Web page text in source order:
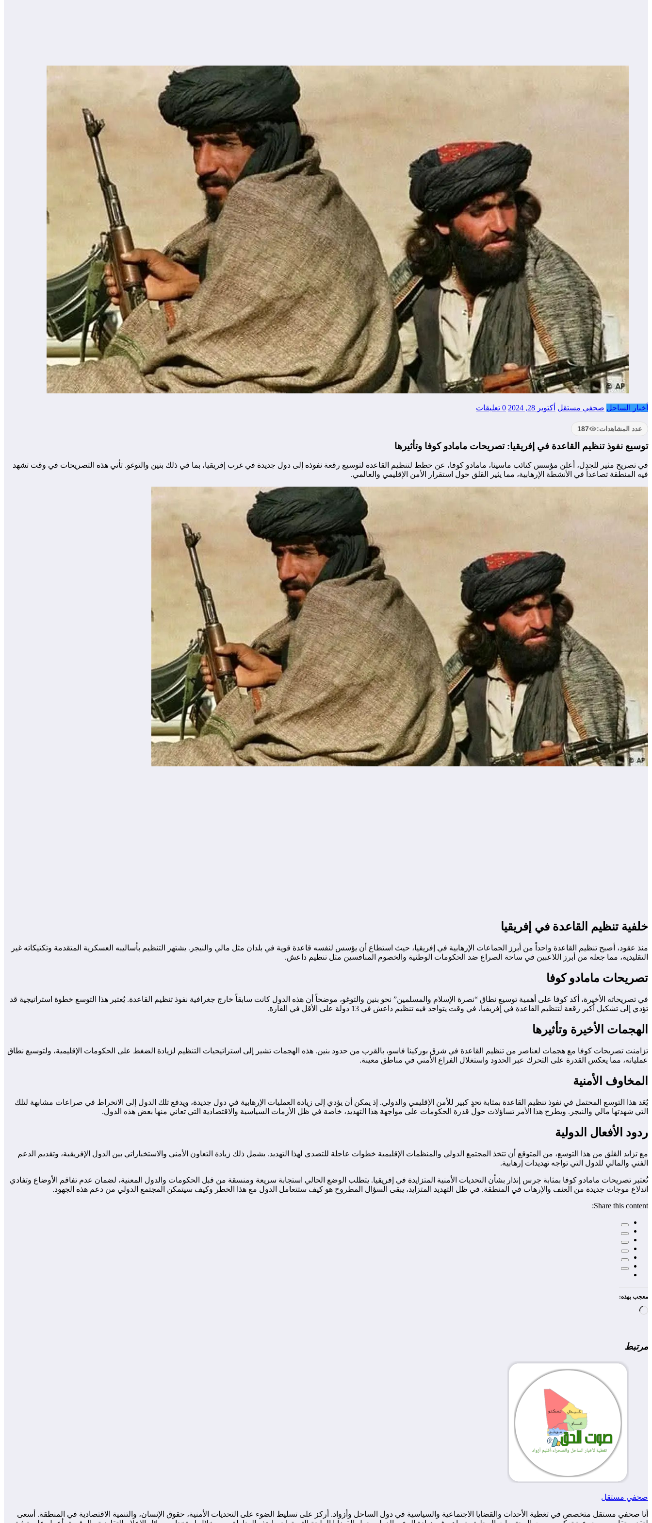
أخبار الساحل صحفي مستقل أكتوبر 28, 2024 0 تعليقات
عدد المشاهدات: 187
توسيع نفوذ تنظيم القاعدة في إفريقيا: تصريحات مامادو كوفا وتأثيرها
في تصريح مثير للجدل، أعلن مؤسس كتائب ماسينا، مامادو كوفا، عن خطط لتنظيم القاعدة لتوسيع رقعة نفوذه إلى دول جديدة في غرب إفريقيا، بما في ذلك بنين والتوغو. تأتي هذه التصريحات في وقت تشهد
فيه المنطقة تصاعداً في الأنشطة الإرهابية، مما يثير القلق حول استقرار الأمن الإقليمي والعالمي.
خلفية تنظيم القاعدة في إفريقيا
منذ عقود، أصبح تنظيم القاعدة واحداً من أبرز الجماعات الإرهابية في إفريقيا، حيث استطاع أن يؤسس لنفسه قاعدة قوية في بلدان مثل مالي والنيجر. يشتهر التنظيم بأساليبه العسكرية المتقدمة وتكتيكاته غير
التقليدية، مما جعله من أبرز اللاعبين في ساحة الصراع ضد الحكومات الوطنية والخصوم المنافسين مثل تنظيم داعش.
تصريحات مامادو كوفا
في تصريحاته الأخيرة، أكد كوفا على أهمية توسيع نطاق “نصرة الإسلام والمسلمين” نحو بنين والتوغو، موضحاً أن هذه الدول كانت سابقاً خارج جغرافية نفوذ تنظيم القاعدة. يُعتبر هذا التوسع خطوة استراتيجية قد
تؤدي إلى تشكيل أكبر رقعة لتنظيم القاعدة في إفريقيا، في وقت يتواجد فيه تنظيم داعش في 13 دولة على الأقل في القارة.
الهجمات الأخيرة وتأثيرها
تزامنت تصريحات كوفا مع هجمات لعناصر من تنظيم القاعدة في شرق بوركينا فاسو، بالقرب من حدود بنين. هذه الهجمات تشير إلى استراتيجيات التنظيم لزيادة الضغط على الحكومات الإقليمية، ولتوسيع نطاق
عملياته، مما يعكس القدرة على التحرك عبر الحدود واستغلال الفراغ الأمني في مناطق معينة.
المخاوف الأمنية
يُعَد هذا التوسع المحتمل في نفوذ تنظيم القاعدة بمثابة تحدٍ كبير للأمن الإقليمي والدولي. إذ يمكن أن يؤدي إلى زيادة العمليات الإرهابية في دول جديدة، ويدفع تلك الدول إلى الانخراط في صراعات مشابهة لتلك
التي شهدتها مالي والنيجر. ويطرح هذا الأمر تساؤلات حول قدرة الحكومات على مواجهة هذا التهديد، خاصة في ظل الأزمات السياسية والاقتصادية التي تعاني منها بعض هذه الدول.
ردود الأفعال الدولية
مع تزايد القلق من هذا التوسع، من المتوقع أن تتخذ المجتمع الدولي والمنظمات الإقليمية خطوات عاجلة للتصدي لهذا التهديد. يشمل ذلك زيادة التعاون الأمني والاستخباراتي بين الدول الإفريقية، وتقديم الدعم
الفني والمالي للدول التي تواجه تهديدات إرهابية.
تُعتبر تصريحات مامادو كوفا بمثابة جرس إنذار بشأن التحديات الأمنية المتزايدة في إفريقيا. يتطلب الوضع الحالي استجابة سريعة ومنسقة من قبل الحكومات والدول المعنية، لضمان عدم تفاقم الأوضاع وتفادي
اندلاع موجات جديدة من العنف والإرهاب في المنطقة. في ظل التهديد المتزايد، يبقى السؤال المطروح هو كيف ستتعامل الدول مع هذا الخطر وكيف سيتمكن المجتمع الدولي من دعم هذه الجهود.
Share this content:
معجب بهذه:
جاري
مرتبط
صحفي مستقل
أنا صحفي مستقل متخصص في تغطية الأحداث والقضايا الاجتماعية والسياسية في دول الساحل وأزواد. أركز على تسليط الضوء على التحديات الأمنية، حقوق الإنسان، والتنمية الاقتصادية في المنطقة. أسعى